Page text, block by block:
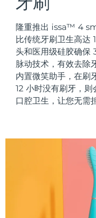
隆重推出 issa™ 4
比传统牙刷卫生高达
头和医用级硅胶确保
脉动技术，有效去除
内置微笑助手，在刷
12 小时没有刷牙，
口腔卫生，让您无需
LUNA™
Anti-
Massage,
For men,
For
BEAR™
BEAR™
面部提拉
Premium
补水保湿
UFO™
UFO™
Near-
UFO™
Red light
issa™ 4
issa™ 4
Smart
issa™ 4
Hybrid
FAQ™ 抗老护理
FAQ™
Clinical
FAQ™
LED mask
比利时
百慕大
波斯尼亚和黑塞哥维那
文莱
加拿大